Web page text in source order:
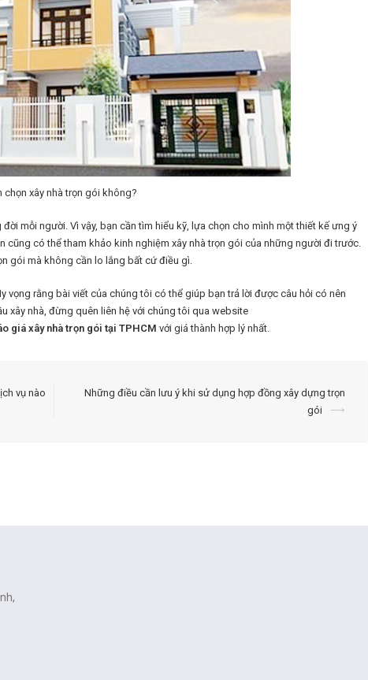
chọn xây nhà trọn gói không?
mỗi người. Vì vậy, bạn cần tìm hiểu kỹ, lựa chọn cho mình một thiết kế ưng ý
cũng có thể tham khảo kinh nghiệm xây nhà trọn gói của những người đi trước.
gói mà không cần lo lắng bất cứ điều gì.
vọng rằng bài viết của chúng tôi có thể giúp bạn trả lời được câu hỏi có nên
xây nhà, đừng quên liên hệ với chúng tôi qua website
giá xây nhà trọn gói tại TPHCM với giá thành hợp lý nhất.
vụ nào
Những điều cần lưu ý khi sử dụng hợp đồng xây dựng trọn
gói
⟶